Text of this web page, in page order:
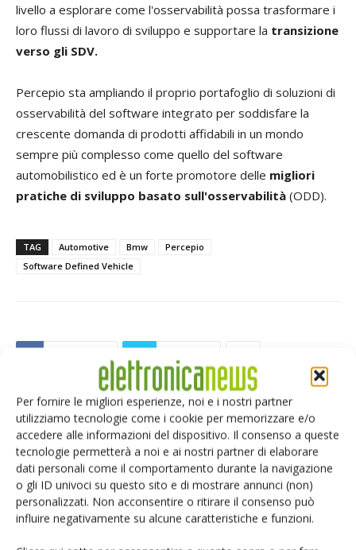
Per fornire le migliori esperienze, noi e i nostri partner
utilizziamo tecnologie come i cookie per memorizzare e/o
accedere alle informazioni del dispositivo. Il consenso a queste
tecnologie permetterà a noi e ai nostri partner di elaborare
dati personali come il comportamento durante la navigazione
o gli ID univoci su questo sito e di mostrare annunci (non)
personalizzati. Non acconsentire o ritirare il consenso può
influire negativamente su alcune caratteristiche e funzioni.
livello a esplorare come l'osservabilità possa trasformare i
loro flussi di lavoro di sviluppo e supportare la transizione
verso gli SDV.
Percepio sta ampliando il proprio portafoglio di soluzioni di
osservabilità del software integrato per soddisfare la
crescente domanda di prodotti affidabili in un mondo
sempre più complesso come quello del software
automobilistico ed è un forte promotore delle migliori
pratiche di sviluppo basato sull'osservabilità (ODD).
TAG Automotive Bmw
Percepio
Software Defined Vehicle
ARTICOLI CORRELATI ALTRO DALL'AUTORE
Moduli display: mercato verso 180
miliardi di dollari